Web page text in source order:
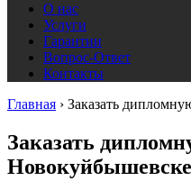
О нас
Услуги
Гарантии
Вопрос-Ответ
Контакты
Главная › Заказать
Заказать
Новокуйбышевске